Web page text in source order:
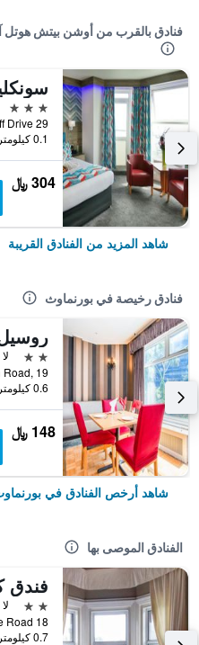
فنادق بالقرب من أوشن بيتش هوتل
3 نجوم
0.1 كيلومتر عن وسط المدينة
304 ﷼
شاهد المزيد من الفنادق القريبة
فنادق رخيصة في بورنماوث
2 نجمتين
0.6 كيلومتر عن وسط المدينة
148 ﷼
شاهد أرخص الفنادق في
الفنادق الموصى بها
2 نجمتين
0.7 كيلومتر عن وسط المدينة